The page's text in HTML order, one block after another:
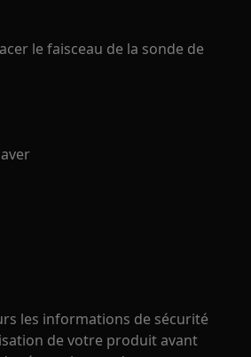
le faisceau de la sonde de
les informations de sécurité
de votre produit avant